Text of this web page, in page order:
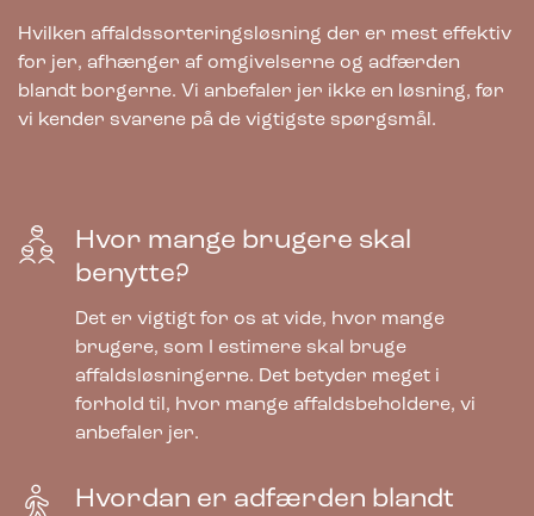
Hvilken affaldssorteringsløsning der er mest effektiv
for jer, afhænger af omgivelserne og adfærden
blandt borgerne. Vi anbefaler jer ikke en løsning, før
vi kender svarene på de vigtigste spørgsmål.
Hvor mange brugere skal
benytte?
Det er vigtigt for os at vide, hvor mange
brugere, som I estimere skal bruge
affaldsløsningerne. Det betyder meget i
forhold til, hvor mange affaldsbeholdere, vi
anbefaler jer.
Hvordan er adfærden blandt